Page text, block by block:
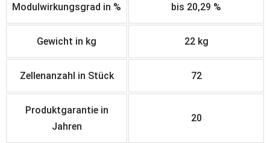
Modulwirkungsgrad in % bis 20,29 %
Gewicht in kg 22 kg
Zellenanzahl in Stück 72
Produktgarantie in
Jahren
20